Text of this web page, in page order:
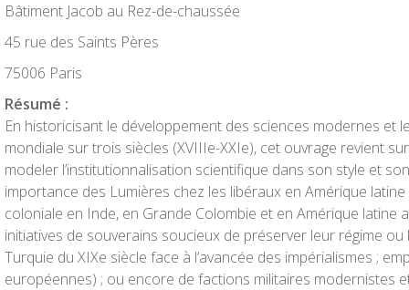
Bâtiment Jacob au Rez-de-chaussée
45 rue des Saints Pères
75006 Paris
Résumé :
En historicisant le développement des sciences modernes et
mondiale sur trois siècles (XVIIIe-XXIe), cet ouvrage revient
modeler l’institutionnalisation scientifique dans son style et
importance des Lumières chez les libéraux en Amérique
coloniale en Inde, en Grande Colombie et en Amérique latine
initiatives de souverains soucieux de préserver leur régime
Turquie du XIXe siècle face à l’avancée des impérialismes ;
européennes) ; ou encore de factions militaires modernistes